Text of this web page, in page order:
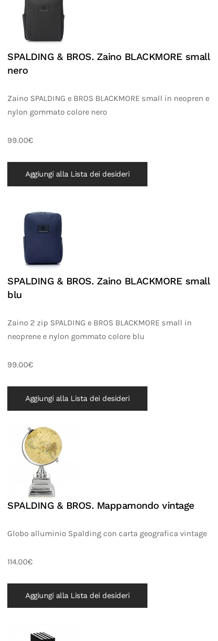
SPALDING & BROS. Zaino BLACKMORE small
nero
Zaino SPALDING e BROS BLACKMORE small in neopren e
nylon gommato colore nero
99.00€
Aggiungi alla Lista dei desideri
SPALDING & BROS. Zaino BLACKMORE small
blu
Zaino 2 zip SPALDING e BROS BLACKMORE small in
neoprene e nylon gommato colore blu
99.00€
Aggiungi alla Lista dei desideri
SPALDING & BROS. Mappamondo vintage
Globo alluminio Spalding con carta geografica vintage
114.00€
Aggiungi alla Lista dei desideri